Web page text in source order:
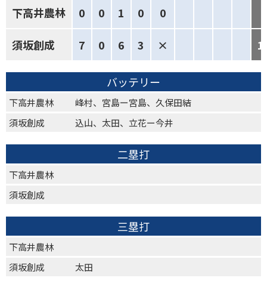
下高井農林 0 0 1 0 0
須坂創成 7 0 6 3 ×
バッテリー
下高井農林
峰村、宮島ー宮島、久保田結
須坂創成
込山、太田、立花ー今井
二塁打
下高井農林
須坂創成
三塁打
下高井農林
須坂創成
太田